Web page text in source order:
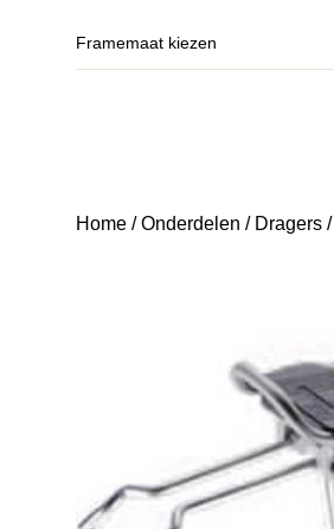
Framemaat kiezen
Home /Onderdelen / Dragers /